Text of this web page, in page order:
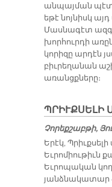
անպայման
եթէ նոյնիսկ
Մասնագէտ
խորհուրդի
կորիզը արդէն
բիւրեղանան
առանցքները։
ՊՐԻՒՔՍԵԼԻ
Չորեքշաբթի,
Երէկ,
Եւրոմիութիւն
Եւրոպական
յանձնակատար